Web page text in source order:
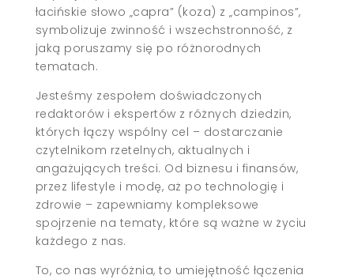
łacińskie słowo „capra” (koza) z „campinos”,
symbolizuje zwinność i wszechstronność, z
jaką poruszamy się po różnorodnych
tematach.
Jesteśmy zespołem doświadczonych
redaktorów i ekspertów z różnych dziedzin,
których łączy wspólny cel – dostarczanie
czytelnikom rzetelnych, aktualnych i
angażujących treści. Od biznesu i finansów,
przez lifestyle i modę, aż po technologię i
zdrowie – zapewniamy kompleksowe
spojrzenie na tematy, które są ważne w życiu
każdego z nas.
To, co nas wyróżnia, to umiejętność łączenia